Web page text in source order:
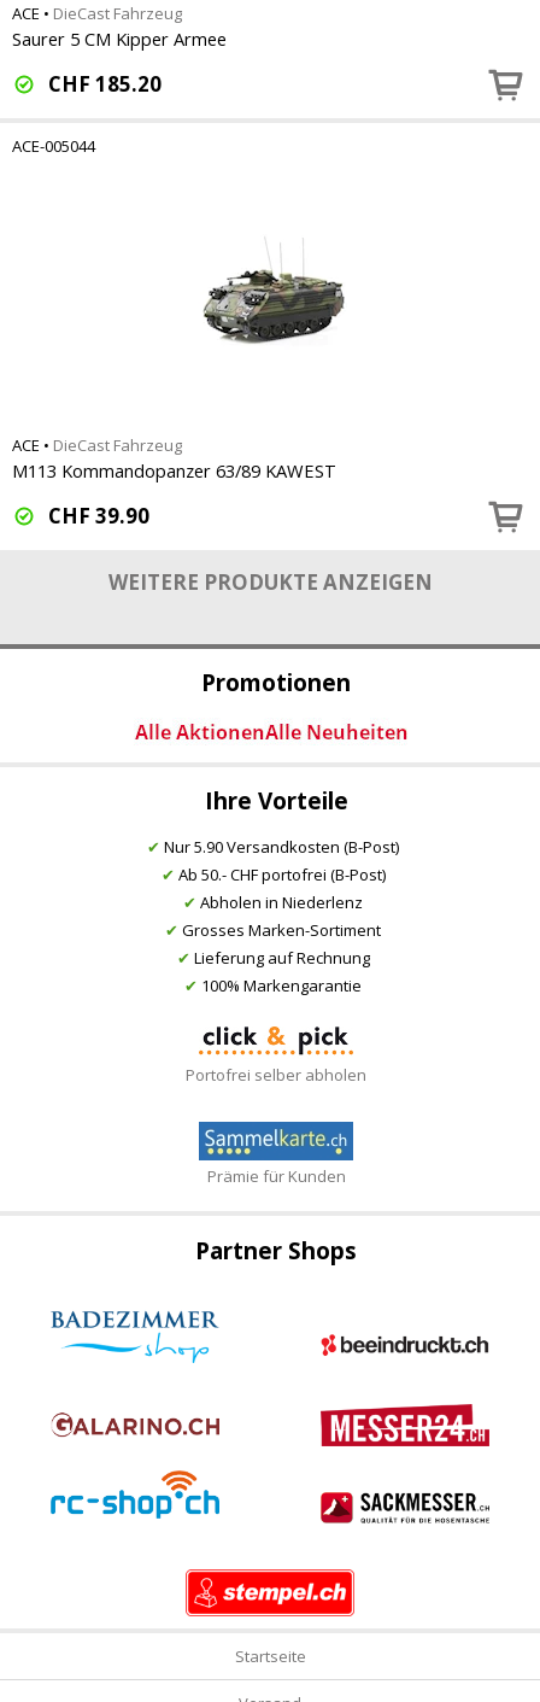
Promotionen
Ihre Vorteile
✔ Nur 5.90 Versandkosten (B-Post)
✔ Ab 50.- CHF portofrei (B-Post)
✔ Abholen in Niederlenz
✔ Grosses Marken-Sortiment
✔ Lieferung auf Rechnung
✔ 100% Markengarantie
Portofrei selber abholen
Prämie für Kunden
ACE • DieCast Fahrzeug
Saurer 5 CM Kipper Armee
CHF 185.20
ACE-005044
ACE • DieCast Fahrzeug
M113 Kommandopanzer 63/89 KAWEST
CHF 39.90
WEITERE PRODUKTE ANZEIGEN
Partner Shops
Startseite